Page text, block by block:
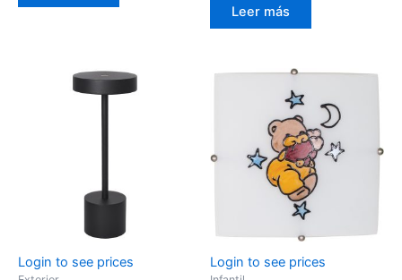
Leer más
Login to see prices Login to see prices